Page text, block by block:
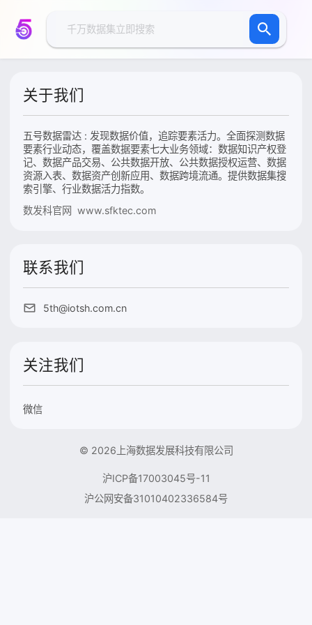
关于我们
五号数据雷达 : 发现数据价值，追踪要素活力。全面探测数据
要素行业动态，覆盖数据要素七大业务领域：数据知识产权登
记、数据产品交易、公共数据开放、公共数据授权运营、数据
资源入表、数据资产创新应用、数据跨境流通。提供数据集搜
索引擎、行业数据活力指数。
数发科官网 www.sfktec.com
联系我们
5th@iotsh.com.cn
关注我们
微信
© 2026上海数据发展科技有限公司
沪ICP备17003045号-11
沪公网安备31010402336584号